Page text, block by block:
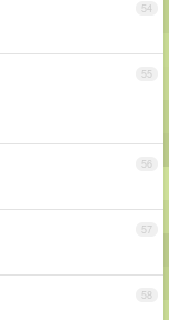
54
55
56
57
58